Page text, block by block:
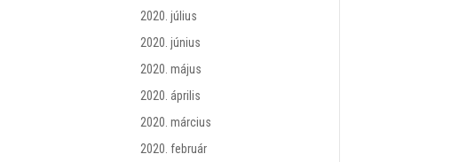
2020. július
2020. június
2020. május
2020. április
2020. március
2020. február